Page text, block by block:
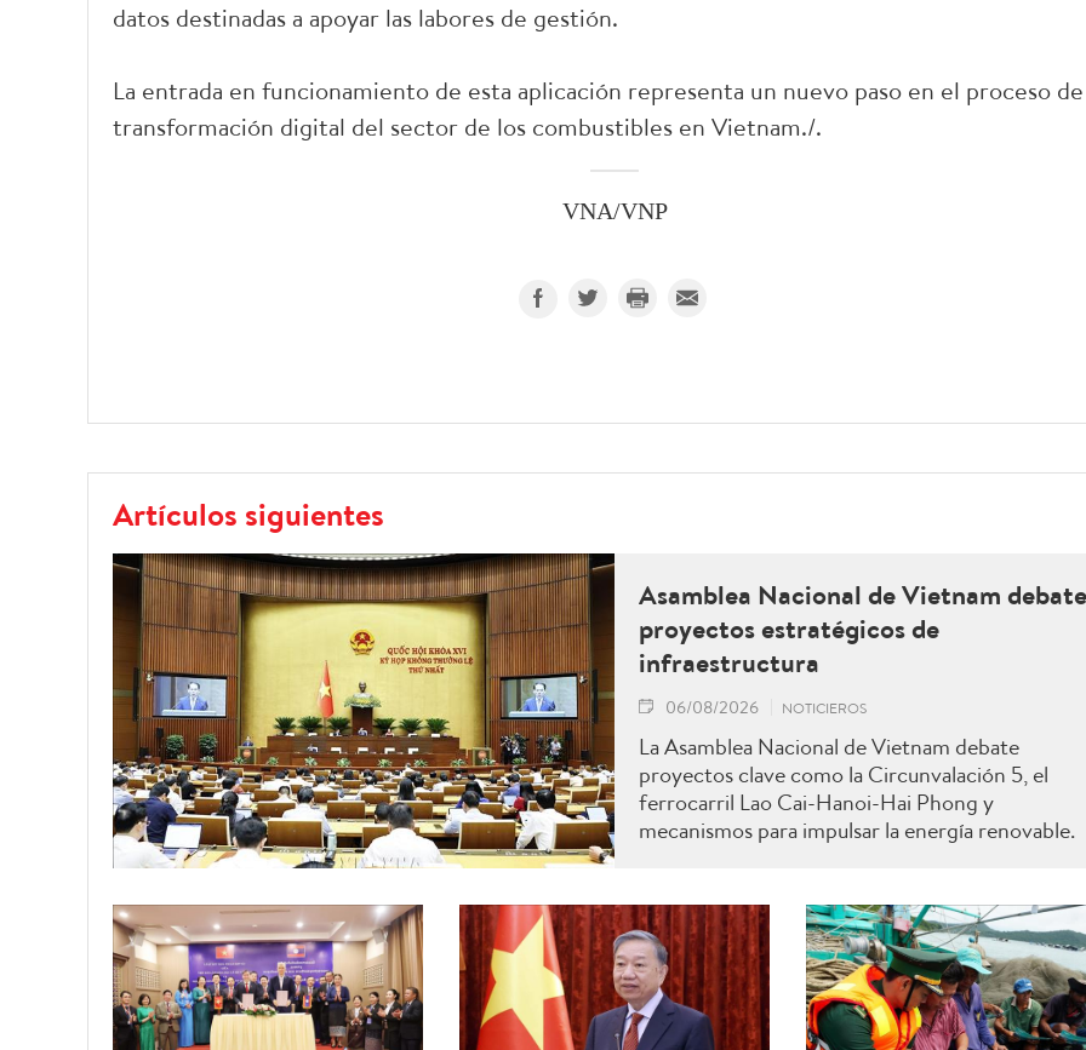
datos destinadas a apoyar las labores de gestión.
La entrada en funcionamiento de esta aplicación representa un nuevo paso en el proceso de
transformación digital del sector de los combustibles en Vietnam./.
VNA/VNP
Artículos siguientes
Asamblea Nacional de Vietnam debate
proyectos estratégicos de
infraestructura
06/08/2026 NOTICIEROS
La Asamblea Nacional de Vietnam debate
proyectos clave como la Circunvalación 5, el
ferrocarril Lao Cai-Hanoi-Hai Phong y
mecanismos para impulsar la energía renovable.